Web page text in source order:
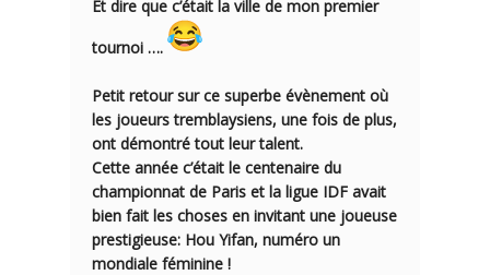
Et dire que c’était la ville de mon premier
tournoi ….
Petit retour sur ce superbe évènement où
les joueurs tremblaysiens, une fois de plus,
ont démontré tout leur talent.
Cette année c’était le centenaire du
championnat de Paris et la ligue IDF avait
bien fait les choses en invitant une joueuse
prestigieuse: Hou Yifan, numéro un
mondiale féminine !